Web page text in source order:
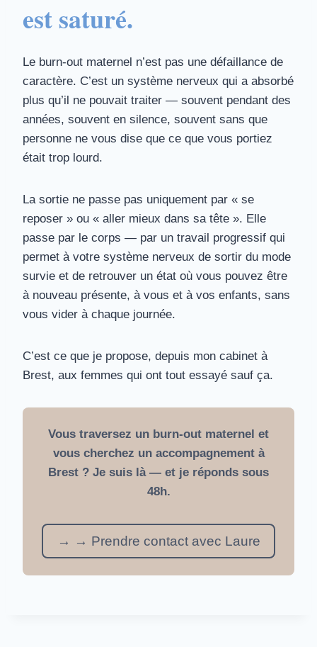
est saturé.
Le burn-out maternel n’est pas une défaillance de
caractère. C’est un système nerveux qui a absorbé
plus qu’il ne pouvait traiter — souvent pendant des
années, souvent en silence, souvent sans que
personne ne vous dise que ce que vous portiez
était trop lourd.
La sortie ne passe pas uniquement par « se
reposer » ou « aller mieux dans sa tête ». Elle
passe par le corps — par un travail progressif qui
permet à votre système nerveux de sortir du mode
survie et de retrouver un état où vous pouvez être
à nouveau présente, à vous et à vos enfants, sans
vous vider à chaque journée.
C’est ce que je propose, depuis mon cabinet à
Brest, aux femmes qui ont tout essayé sauf ça.
Vous traversez un burn-out maternel et
vous cherchez un accompagnement à
Brest ? Je suis là — et je réponds sous
48h.
→ → Prendre contact avec Laure